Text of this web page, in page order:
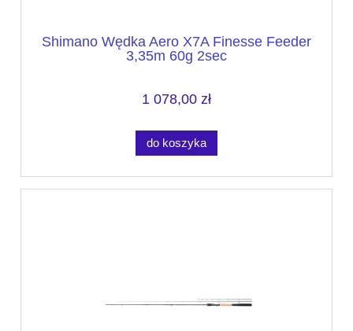
Shimano Wędka Aero X7A Finesse Feeder
3,35m 60g 2sec
1 078,00 zł
do koszyka